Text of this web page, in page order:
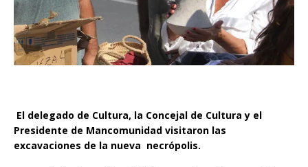
El delegado de Cultura, la Concejal de Cultura y el
Presidente de Mancomunidad visitaron las
excavaciones de la nueva necrópolis.